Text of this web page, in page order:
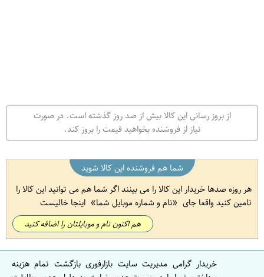
از بروز رسانی این کالا بیش از صد روز گذشته است. در صورت
نیاز از فروشنده بخواهید قیمت را بروز کند.
شما هم فروشنده این کالا شوید
هر روزه صدها خریدار این کالا را می بینند اگر شما هم می توانید این کالا را
تامین کنید واقعا جای
نام و شماره موبایل شما اینجا خالیست
هم اکنون نام و موبایلتان را اضافه کنید
خریدار گرامی مدیریت سایت بازارفوری بازگشت تمام هزینه